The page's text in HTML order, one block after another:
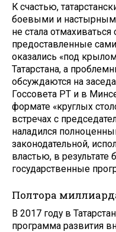
К счастью,
боевыми и
не стала
предоставленные
оказались «под
Татарстана, а
обсуждаются на
Госсовета РТ и в
формате «круглых
встречах с
наладился
законодательной,
властью, в
государственные
Полтора
В 2017 году в
программа развития